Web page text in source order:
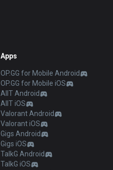
Apps
OP.GG for Mobile Android
OP.GG for Mobile iOS
AllT Android
AllT iOS
Valorant Android
Valorant iOS
Gigs Android
Gigs iOS
TalkG Android
TalkG iOS